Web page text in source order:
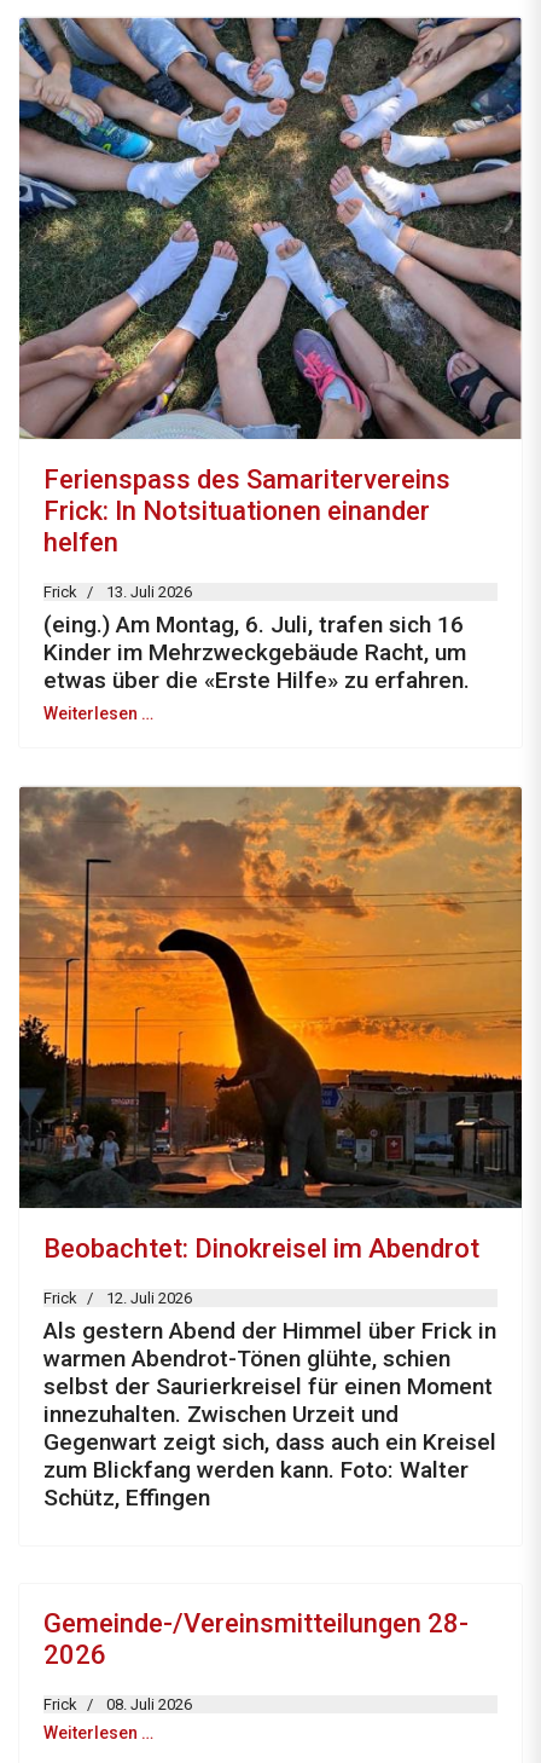
Ferienspass des Samaritervereins
Frick: In Notsituationen einander
helfen
Frick 13. Juli 2026
(eing.) Am Montag, 6. Juli, trafen sich 16
Kinder im Mehrzweckgebäude Racht, um
etwas über die «Erste Hilfe» zu erfahren.
Weiterlesen …
Beobachtet: Dinokreisel im Abendrot
Frick 12. Juli 2026
Als gestern Abend der Himmel über Frick in
warmen Abendrot-Tönen glühte, schien
selbst der Saurierkreisel für einen Moment
innezuhalten. Zwischen Urzeit und
Gegenwart zeigt sich, dass auch ein Kreisel
zum Blickfang werden kann. Foto: Walter
Schütz, Effingen
Gemeinde-/Vereinsmitteilungen 28-
2026
Frick 08. Juli 2026
Weiterlesen …